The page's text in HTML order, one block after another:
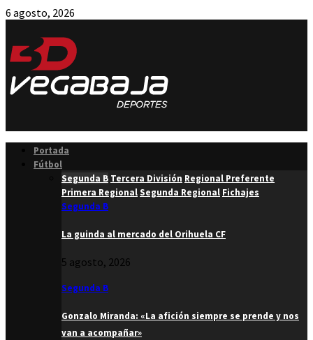
6 agosto, 2026
Portada
Fútbol
Segunda B Tercera División Regional Preferente
Primera RegionalSegunda Regional Fichajes
Segunda B
La guinda al mercado del Orihuela CF
5 agosto, 2026
Segunda B
Gonzalo Miranda: «La afición siempre se prende y nos
van a acompañar»